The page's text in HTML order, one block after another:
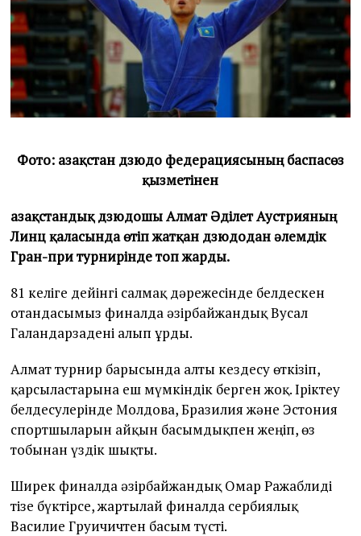
Фото: Қазақстан дзюдо федерациясының баспасөз
қызметінен
Қазақстандық дзюдошы Алмат Әділет Аустрияның
Линц қаласында өтіп жатқан дзюдодан әлемдік
Гран-при турнирінде топ жарды.
81 келіге дейінгі салмақ дәрежесінде белдескен
отандасымыз финалда әзірбайжандық Вусал
Галандарзадені алып ұрды.
Алмат турнир барысында алты кездесу өткізіп,
қарсыластарына еш мүмкіндік берген жоқ. Іріктеу
белдесулерінде Молдова, Бразилия және Эстония
спортшыларын айқын басымдықпен жеңіп, өз
тобынан үздік шықты.
Ширек финалда әзірбайжандық Омар Ражаблиді
тізе бүктірсе, жартылай финалда сербиялық
Василие Груичичтен басым түсті.